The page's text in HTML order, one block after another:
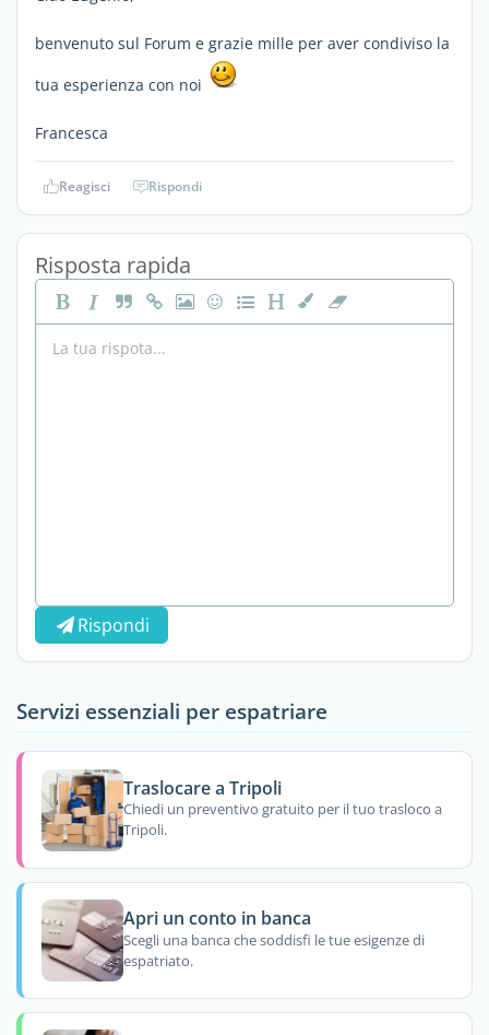
benvenuto sul Forum e grazie mille per aver condiviso la
tua esperienza con noi
Francesca
Reagisci Rispondi
Risposta rapida
Rispondi
Servizi essenziali per espatriare
Traslocare a Tripoli
Chiedi un preventivo gratuito per il tuo trasloco a
Tripoli.
Apri un conto in banca
Scegli una banca che soddisfi le tue esigenze di
espatriato.